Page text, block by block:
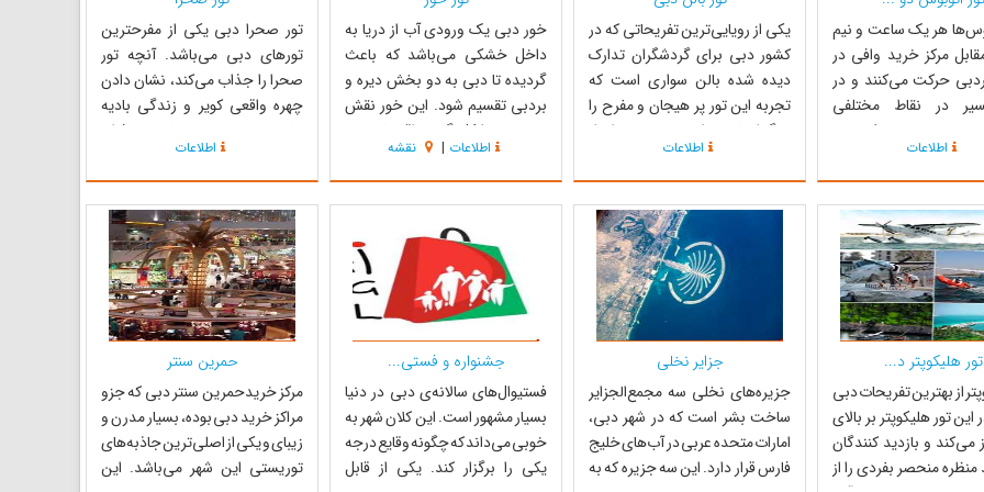
هر یک ساعت و نیم
مقابل مرکز خرید وافی در
حرکت می‌کنند و در
در نقاط مختلفی
کوتاهی
از دبی می‌توانند
را از طبقه دوم این
دوطبقه مشاهده کنند.
این اتوبوس‌ها دارای 44 صندلی در
اطلاعات
یکی از رویایی‌ترین تفریحاتی که در
کشور دبی برای گردشگران تدارک
دیده شده بالن سواری است که
تجربه این تور پر هیجان و مفرح را
هرگز از یاد نخواهند برد . می‌توان از
درون بالن که به ارامی در هوا شناور
است، هوای خنک سپیده دم را در
حالی که در ارتفاع چند متری بر فراز
ریگزار سرخ شناور هستید، لمس ...
اطلاعات
خور دبی یک ورودی آب از دریا به
داخل خشکی می‌باشد که باعث
گردیده تا دبی به دو بخش دیره و
بردبی تقسیم شود. این خور نقش
مهمی در شکل گیری اقتصاد دبی
داشته است. با توجه به اهمیت آن و
طبق دستور حاکم وقت دبی در سال
1954، افزایش عمق و عرض خور آغاز
گردید تا بدین وسیله امکان تردد و
پهلو گیری لن...
اطلاعات | نقشه
تور صحرا دبی یکی از مفرحترین
تورهای دبی می‌باشد. آنچه تور
صحرا را جذاب می‌کند، نشان دادن
چهره واقعی کویر و زندگی بادیه
نشینان به توریست‌ها و مسافران
دبی می‌باشد. مدت زمان تور صحرا
بنا به انتخاب فرد ممکن است بین
چند ساعت تا چند روز متفاوت باشد.
در رایج‌ترین تور صحرا بازدید
کنندگان حدود...
اطلاعات
تور هلیکوپتر د...
از بهترین تفریحات دبی
این تور هلیکوپتر بر بالای
می‌کند و بازدید کنندگان
منظره منحصر بفردی را از
جزایر نخلی
جزیره‌های نخلی سه مجمع‌الجزایر
ساخت بشر است که در شهر دبی،
امارات متحده عربی در آب‌های خلیج
فارس قرار دارد. این سه جزیره که به
جشنواره و فستی...
فستیوال‌های سالانه‌ی دبی در دنیا
بسیار مشهور است. این کلان شهر به
خوبی می‌داند که چگونه وقایع درجه
یکی را برگزار کند. یکی از قابل
حمرین سنتر‌
مرکز خریدحمرین سنتر دبی که جزو
مراکز خرید دبی بوده، بسیار مدرن و
زیبای و یکی از اصلی‌ترین جاذبه‌های
توریستی این شهر می‌باشد. این